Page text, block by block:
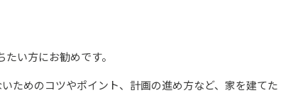
い方にお勧めです。
ためのコツやポイント、計画の進め方など、家を建てた